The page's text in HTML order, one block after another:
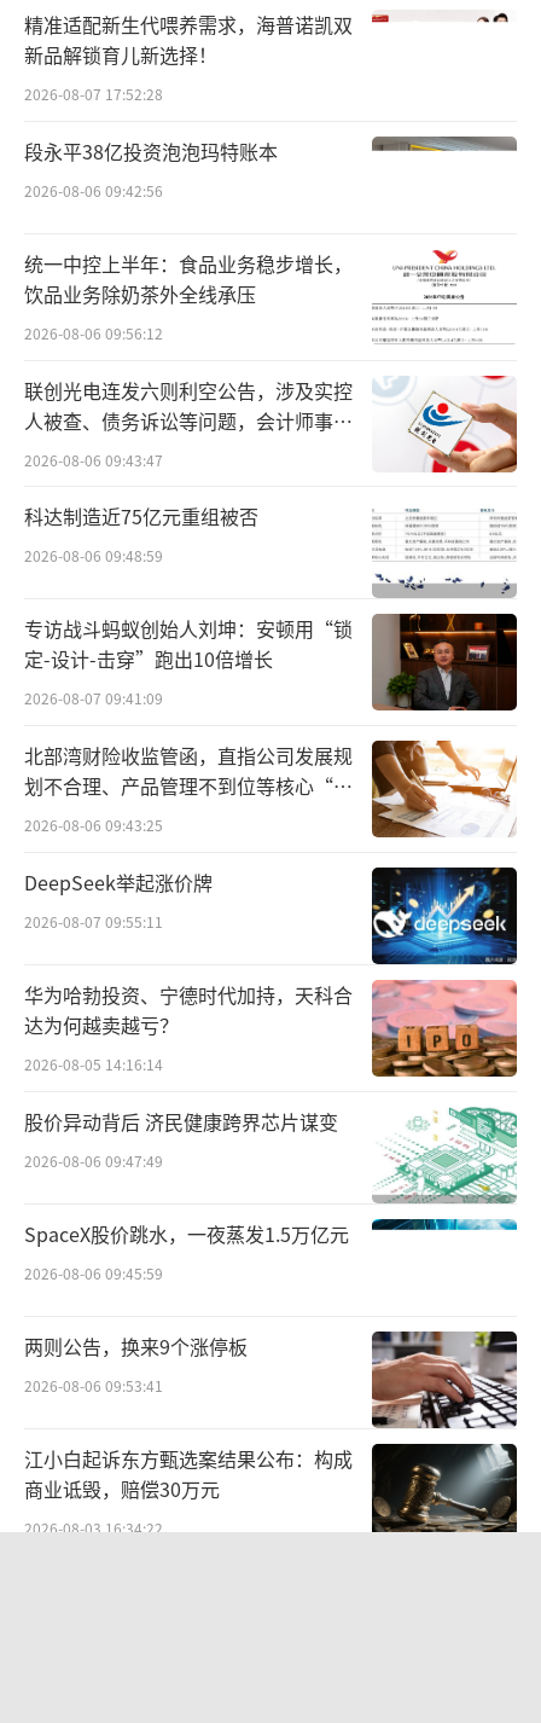
集便利性、娱乐性和社区感于一体的多元化目
的地。”壹曼谷首席零售官Palinee Kongchan
siri表示，壹曼谷商业区的愿景是打造一个与每
个人都产生共鸣的目的地，使其成为曼谷游客
和当地居民的必游之地。
地产集团总部位于新加坡，提供贯穿于房地产
业价值链的各种产品和服务。并在新加坡交易
所主板上市，截至2024年3月31日总资产约为4
01亿新元。据悉，星狮地产旗下的跨国业务涉
及五种资产类别，即商业与商务园区、酒店、
工业与物流地产、住宅以及零售业，业务遍及
东南亚、澳洲、欧洲与中国。
而星狮地产的合作伙伴TCC资产成立于201
3年，是泰国最知名企业集团之一TCC集团的成
员，注册资本为300亿泰铢。据了解，其投资模
式侧重于通过产品和服务开发为资产创造附加
值，专注于住宅房地产项目、办公楼和零售空
间的开发，及酒店业务和IT相关服务。（责任编
辑：zx0280）
精准适配新生代喂养需求，海普诺凯双
新品解锁育儿新选择！
2026-08-07 17:52:28
段永平38亿投资泡泡玛特账本
2026-08-06 09:42:56
统一中控上半年：食品业务稳步增长，
饮品业务除奶茶外全线承压
2026-08-06 09:56:12
联创光电连发六则利空公告，涉及实控
人被查、债务诉讼等问题，会计师事务
所曾出具“保留意见”
2026-08-06 09:43:47
科达制造近75亿元重组被否
2026-08-06 09:48:59
专访战斗蚂蚁创始人刘坤：安顿用“锁
定-设计-击穿”跑出10倍增长
2026-08-07 09:41:09
北部湾财险收监管函，直指公司发展规
划不合理、产品管理不到位等核心“痛
点”
2026-08-06 09:43:25
DeepSeek举起涨价牌
2026-08-07 09:55:11
华为哈勃投资、宁德时代加持，天科合
达为何越卖越亏？
2026-08-05 14:16:14
股价异动背后 济民健康跨界芯片谋变
2026-08-06 09:47:49
SpaceX股价跳水，一夜蒸发1.5万亿元
2026-08-06 09:45:59
两则公告，换来9个涨停板
2026-08-06 09:53:41
江小白起诉东方甄选案结果公布：构成
商业诋毁，赔偿30万元
2026-08-03 16:34:22